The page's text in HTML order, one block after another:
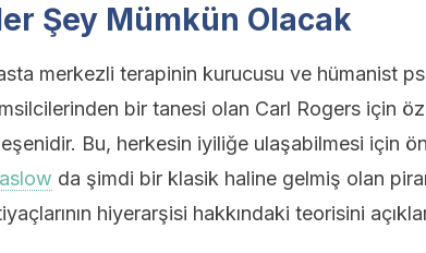
Şey Mümkün Olacak
merkezli terapinin kurucusu ve hümanist
bir tanesi olan Carl Rogers için
Bu, herkesin iyiliğe ulaşabilmesi için
da şimdi bir klasik haline gelmiş olan
hiyerarşisi hakkındaki teorisini